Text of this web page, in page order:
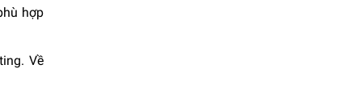
hợp
Về